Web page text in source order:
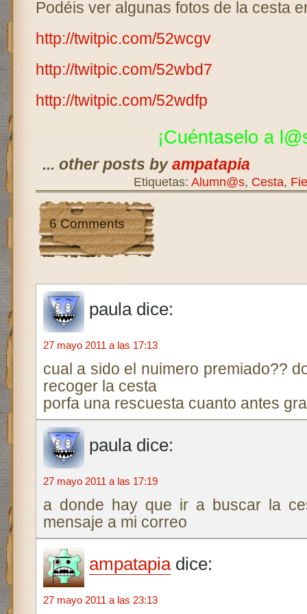
Podéis ver algunas fotos de la cesta
http://twitpic.com/52wcgv
http://twitpic.com/52wbd7
http://twitpic.com/52wdfp
¡Cuéntaselo a
... other posts byampatapia
Etiquetas: Alumn@s, Cesta,
6 Comments
paula dice:
27 mayo 2011 a las 17:13
cual a sido el nuimero premiado??
recoger la cesta
porfa una rescuesta cuanto antes
paula dice:
27 mayo 2011 a las 17:19
a donde hay que ir a buscar la
mensaje a mi correo
ampatapia dice:
27 mayo 2011 a las 23:13